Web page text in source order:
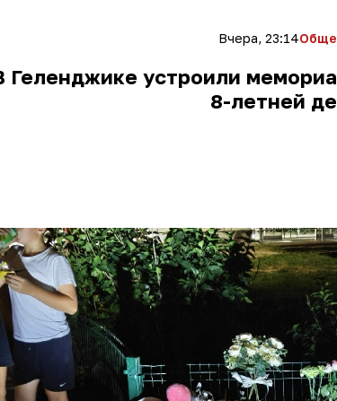
Вчера, 23:14
Геленджике устроили
8-летней